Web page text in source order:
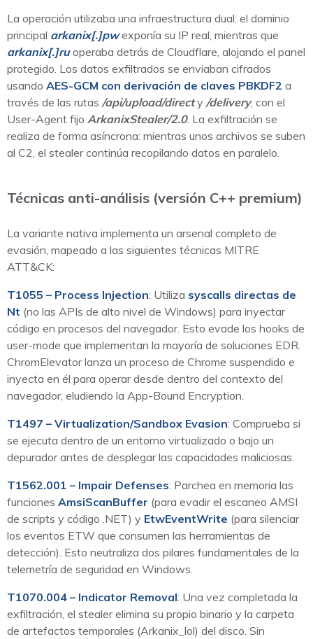
La operación utilizaba una infraestructura dual: el dominio
principal arkanix[.]pwexponía su IP real, mientras que
arkanix[.]ruoperaba detrás de Cloudflare, alojando el panel
protegido. Los datos exfiltrados se enviaban cifrados
usando AES-GCM con derivación de claves PBKDF2 a
través de las rutas /api/upload/directy /delivery, con el
User-Agent fijo ArkanixStealer/2.0. La exfiltración se
realiza de forma asíncrona: mientras unos archivos se suben
al C2, el stealer continúa recopilando datos en paralelo.
Técnicas anti-análisis (versión C++ premium)
La variante nativa implementa un arsenal completo de
evasión, mapeado a las siguientes técnicas MITRE
ATT&CK:
T1055 – Process Injection: Utiliza syscalls directas de
Nt (no las APIs de alto nivel de Windows) para inyectar
código en procesos del navegador. Esto evade los hooks de
user-mode que implementan la mayoría de soluciones EDR.
ChromElevator lanza un proceso de Chrome suspendido e
inyecta en él para operar desde dentro del contexto del
navegador, eludiendo la App-Bound Encryption.
T1497 – Virtualization/Sandbox Evasion: Comprueba si
se ejecuta dentro de un entorno virtualizado o bajo un
depurador antes de desplegar las capacidades maliciosas.
T1562.001 – Impair Defenses: Parchea en memoria las
funciones AmsiScanBuffer (para evadir el escaneo AMSI
de scripts y código .NET) y EtwEventWrite (para silenciar
los eventos ETW que consumen las herramientas de
detección). Esto neutraliza dos pilares fundamentales de la
telemetría de seguridad en Windows.
T1070.004 – Indicator Removal: Una vez completada la
exfiltración, el stealer elimina su propio binario y la carpeta
de artefactos temporales (Arkanix_lol) del disco. Sin